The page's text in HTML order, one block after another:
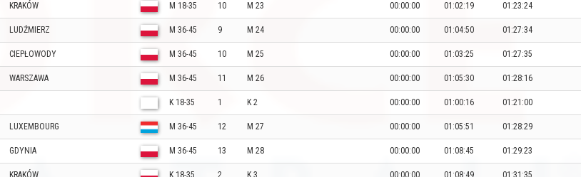
KRAKÓW M 18-35 10 M 23 00:00:00 01:02:19 01:23:24
LUDŹMIERZ M 36-45 9 M 24 00:00:00 01:04:50 01:27:34
CIEPŁOWODY M 36-45 10 M 25 00:00:00 01:03:25 01:27:35
WARSZAWA M 36-45 11 M 26 00:00:00 01:05:30 01:28:16
K 18-35 1 K 2 00:00:00 01:00:16 01:21:00
LUXEMBOURG M 36-45 12 M 27 00:00:00 01:05:51 01:28:29
GDYNIA M 36-45 13 M 28 00:00:00 01:08:45 01:29:23
KRAKÓW K 18-35 2 K 3 00:00:00 01:08:49 01:31:35